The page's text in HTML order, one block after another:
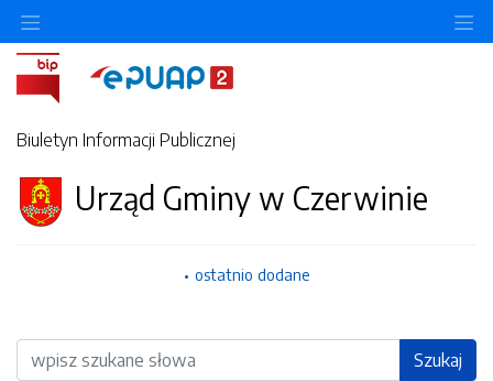
Biuletyn Informacji Publicznej
Urząd Gminy w Czerwinie
ostatnio dodane
Wyszukiwarka Szukaj